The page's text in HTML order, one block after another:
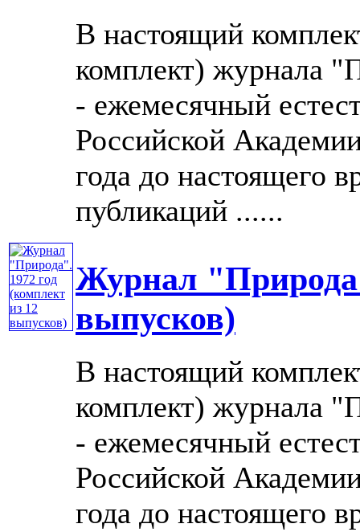
В настоящий
комплект) журнала
- ежемесячный
Российской
года до настоящего
публикаций ......
Журнал
выпусков)
В настоящий
комплект) журнала
- ежемесячный
Российской
года до настоящего